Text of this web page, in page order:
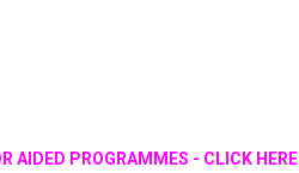
AIDED PROGRAMMES - CLICK HERE